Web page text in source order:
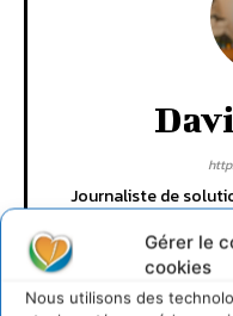
Gérer le
cookies
Nous utilisons des
Journaliste de